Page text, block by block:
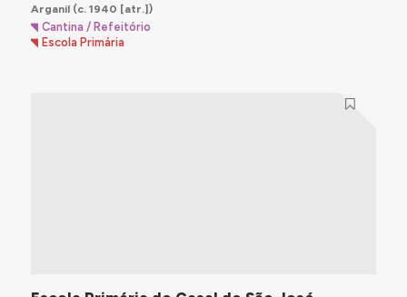
Arganil(c. 1940 [atr.])
Cantina / Refeitório
Escola Primária